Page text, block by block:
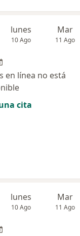
lunes
10 Ago
Mar
11 Ago
en línea no está
cita
lunes
10 Ago
Mar
11 Ago